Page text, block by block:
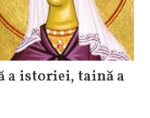
a istoriei, taină a